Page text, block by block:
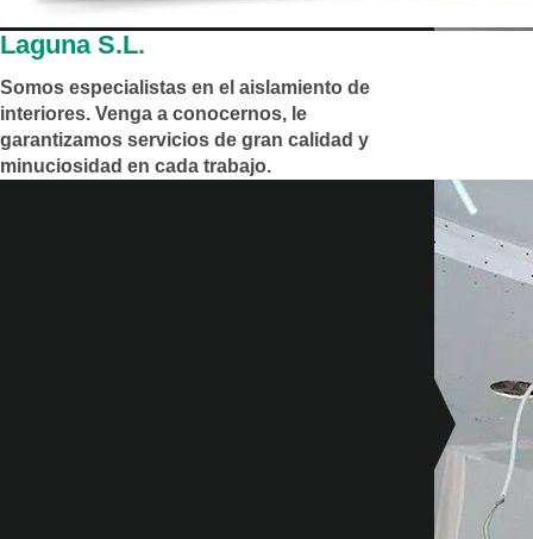
Laguna S.L.
Somos especialistas en el aislamiento de
interiores. Venga a conocernos, le
garantizamos servicios de gran calidad y
minuciosidad en cada trabajo.